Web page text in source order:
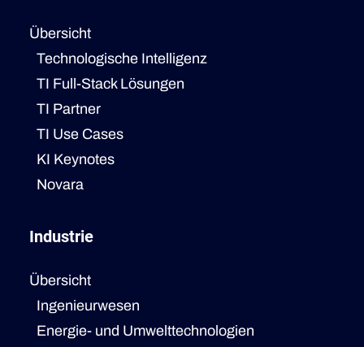
Übersicht
Technologische Intelligenz
TI Full-Stack Lösungen
TI Partner
TI Use Cases
KI Keynotes
Novara
Industrie
Übersicht
Ingenieurwesen
Energie- und Umwelttechnologien